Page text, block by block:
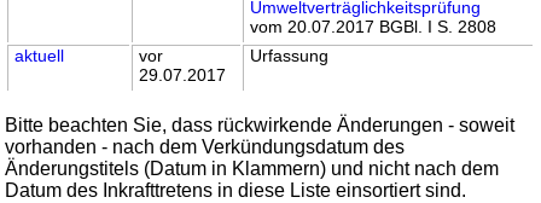
Umweltverträglichkeitsprüfung
vom 20.07.2017 BGBl. I S. 2808
aktuell
vor
29.07.2017
Urfassung
Bitte beachten Sie, dass rückwirkende Änderungen - soweit
vorhanden - nach dem Verkündungsdatum des
Änderungstitels (Datum in Klammern) und nicht nach dem
Datum des Inkrafttretens in diese Liste einsortiert sind.